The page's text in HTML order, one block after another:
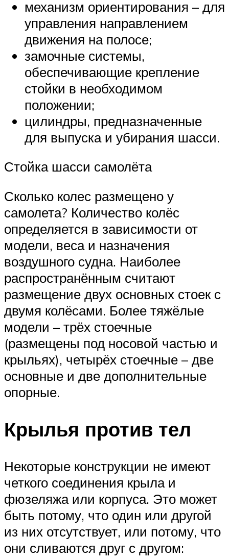
механизм ориентирования – для
управления направлением
движения на полосе;
замочные системы,
обеспечивающие крепление
стойки в необходимом
положении;
цилиндры, предназначенные
для выпуска и убирания шасси.
Стойка шасси самолёта
Сколько колес размещено у
самолета? Количество колёс
определяется в зависимости от
модели, веса и назначения
воздушного судна. Наиболее
распространённым считают
размещение двух основных стоек с
двумя колёсами. Более тяжёлые
модели – трёх стоечные
(размещены под носовой частью и
крыльях), четырёх стоечные – две
основные и две дополнительные
опорные.
Крылья против тел
Некоторые конструкции не имеют
четкого соединения крыла и
фюзеляжа или корпуса. Это может
быть потому, что один или другой
из них отсутствует, или потому, что
они сливаются друг с другом: